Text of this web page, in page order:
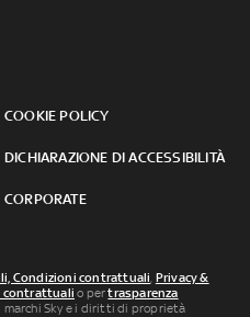
COOKIE POLICY
DICHIARAZIONE DI ACCESSIBILITÀ
CORPORATE
Condizioni contrattuali, Privacy &
contrattuali o pertrasparenza
marchi Sky e i diritti di proprietà